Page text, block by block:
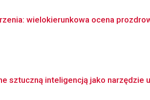
wielokierunkowa ocena
sztuczną inteligencją jako narzędzie